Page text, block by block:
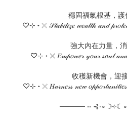
穩固福氣根基，護
♡⊹ ˖ 𓏴 𝒮𝓉𝒶𝒷𝒾𝓁𝒾𝓏𝑒 𝓌𝑒𝒶𝓁𝓉𝒽 𝒶𝓃𝒹
強大內在力量，
♡⊹ ˖ 𓏴 𝐸𝓂𝓅𝑜𝓌𝑒𝓇 𝓎𝑜𝓊𝓇 𝓈𝑜𝓊𝓁
收穫新機會，迎
♡⊹ ˖ 𓏴 𝐻𝒶𝓇𝓃𝑒𝓈𝓈 𝓃𝑒𝓌
───── ••